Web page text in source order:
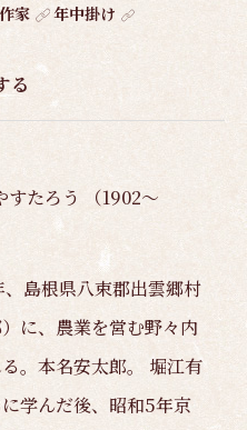
家 年中掛け
る
すたろう （1902～
島根県八束郡出雲郷村
に、農業を営む野々内
。本名安太郎。 堀江有
学んだ後、昭和5年京